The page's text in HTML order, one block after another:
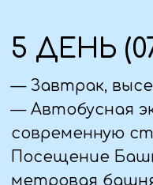
Свободное время.
— Город стражников
каменный город, на
несли дозор воины,
проход по ущелью, по
проходила одна из
шелкового пути».
— Возвращение в